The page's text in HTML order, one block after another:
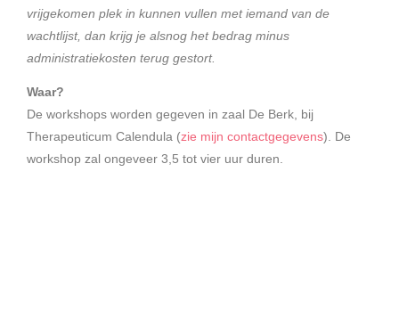
vrijgekomen plek in kunnen vullen met iemand van de
wachtlijst, dan krijg je alsnog het bedrag minus
administratiekosten terug gestort.
Waar?
De workshops worden gegeven in zaal De Berk, bij
Therapeuticum Calendula (zie mijn contactgegevens). De
workshop zal ongeveer 3,5 tot vier uur duren.